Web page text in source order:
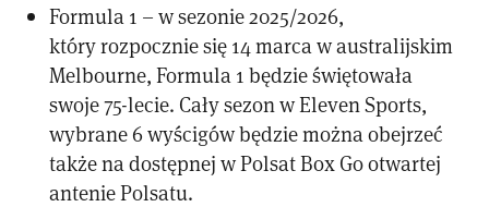
Formula 1 – w sezonie 2025/2026,
który rozpocznie się 14 marca w australijskim
Melbourne, Formula 1 będzie świętowała
swoje 75-lecie. Cały sezon w Eleven Sports,
wybrane 6 wyścigów będzie można obejrzeć
także na dostępnej w Polsat Box Go otwartej
antenie Polsatu.